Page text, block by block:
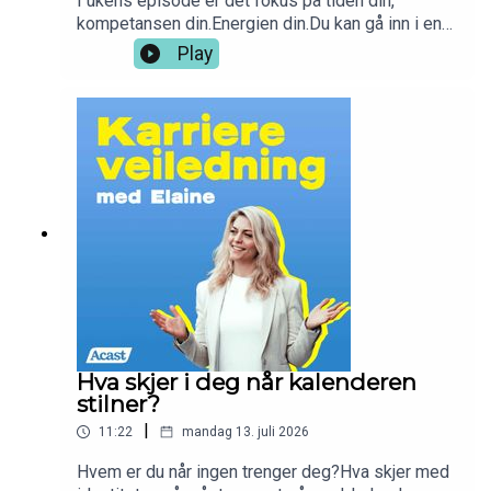
kompetansen din.Energien din.Du kan gå inn i en
organisasjon, ta ansvar, bidra, engasjere deg og
bli en del av noe som er større enn deg selv.Men
du kan ikke låne bort eierskapet til karrieren
din.For karrieren din tilhører ikke én
organisasjon.Den tilhører deg.Men hva betyr
egentlig det? God lytt <3
Play
Hva skjer i deg når kalenderen
stilner?
11:22 mandag 13. juli 2026
Hvem er du når ingen trenger deg?Hva skjer med